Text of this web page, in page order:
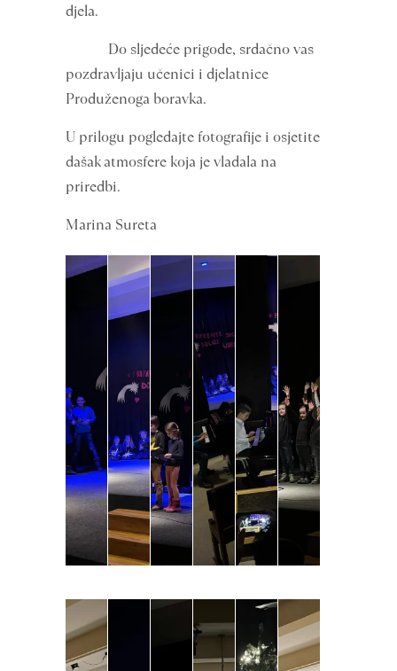
djela.
Do sljedeće prigode, srdačno vas
pozdravljaju učenici i djelatnice
Produženoga boravka.
U prilogu pogledajte fotografije i osjetite
dašak atmosfere koja je vladala na
priredbi.
Marina Sureta